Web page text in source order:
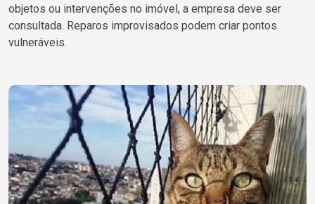
objetos ou intervenções no imóvel, a empresa deve ser
consultada. Reparos improvisados podem criar pontos
vulneráveis.